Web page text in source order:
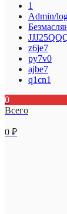
1
Admin/
z6je7
py7v0
ajbe7
q1cn1
0
Всего
0 ₽